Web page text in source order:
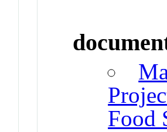
Food